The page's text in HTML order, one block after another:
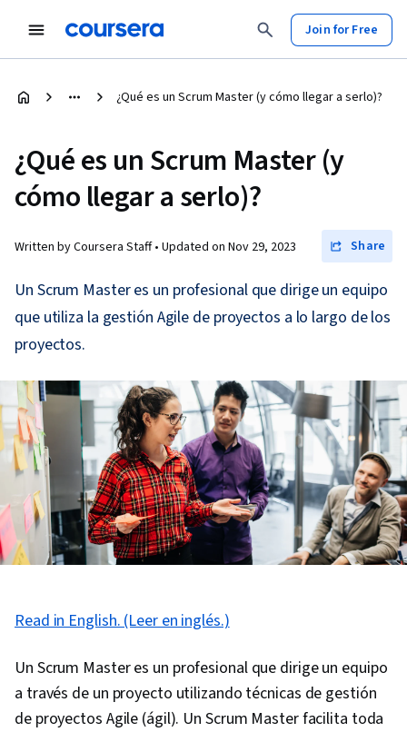
Join for Free
¿Qué es un Scrum Master (y cómo llegar a serlo)?
¿Qué es un Scrum Master (y
cómo llegar a serlo)?
Written by Coursera Staff • Updated on Nov 29, 2023 Share
Un Scrum Master es un profesional que dirige un equipo
que utiliza la gestión Agile de proyectos a lo largo de los
proyectos.
Read in English. (Leer en inglés.)
Un Scrum Master es un profesional que dirige un equipo
a través de un proyecto utilizando técnicas de gestión
de proyectos Agile (ágil). Un Scrum Master facilita toda